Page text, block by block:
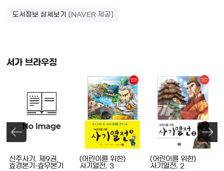
도서정보 상세보기 [NAVER 제공]
서가 브라우징
신주사기. 제9권,
효경본기·효무본기
(어린이를 위한)
사기열전. 3
(어린이를 위한)
사기열전. 2